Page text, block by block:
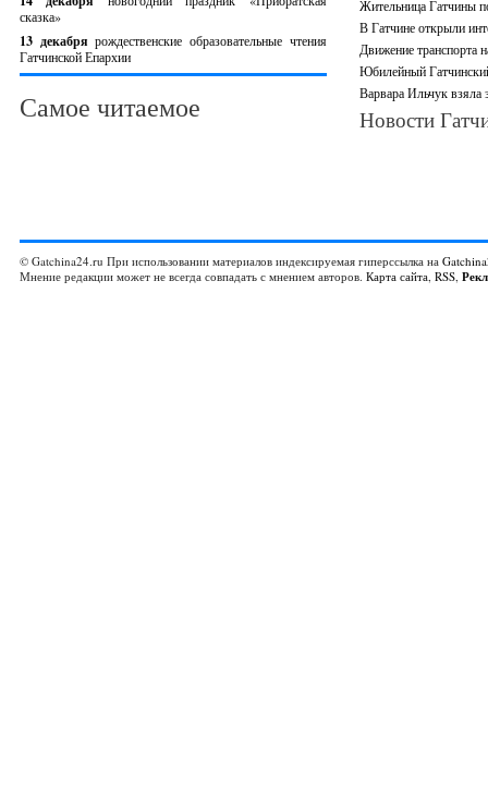
сказка»
13 декабрярождественские образовательные чтения
Гатчинской Епархии
Самое читаемое
Жительница Гатчины
В Гатчине открыли
Движение транспорта
Юбилейный
Варвара Ильчук взяла
Новости
© Gatchina24.ru При использовании материалов индексируемая гиперссылка на
Мнение редакции может не всегда совпадать с мнением авторов. Карта сайта, RSS,